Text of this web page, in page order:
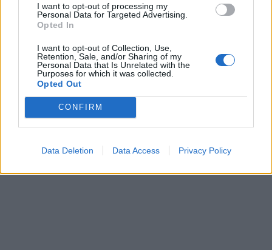
I want to opt-out of processing my
Personal Data for Targeted Advertising.
Opted In
I want to opt-out of Collection, Use,
Retention, Sale, and/or Sharing of my
Personal Data that Is Unrelated with the
Purposes for which it was collected.
Opted Out
CONFIRM
Data Deletion Data Access Privacy Policy